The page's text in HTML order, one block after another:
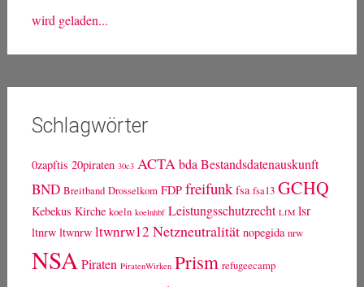
Horst, eine Möhre, zwei Tassen Kaffee und der
@netnrd bei Twitter
wird geladen...